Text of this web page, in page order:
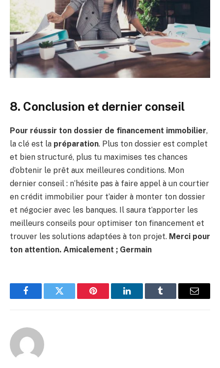
8. Conclusion et dernier conseil
Pour réussir ton dossier de financement immobilier,
la clé est la préparation. Plus ton dossier est complet
et bien structuré, plus tu maximises tes chances
d’obtenir le prêt aux meilleures conditions. Mon
dernier conseil : n’hésite pas à faire appel à un courtier
en crédit immobilier pour t’aider à monter ton dossier
et négocier avec les banques. Il saura t’apporter les
meilleurs conseils pour optimiser ton financement et
trouver les solutions adaptées à ton projet. Merci pour
ton attention. Amicalement ; Germain
FacebookTwitter Pinterest LinkedInTumblr Email